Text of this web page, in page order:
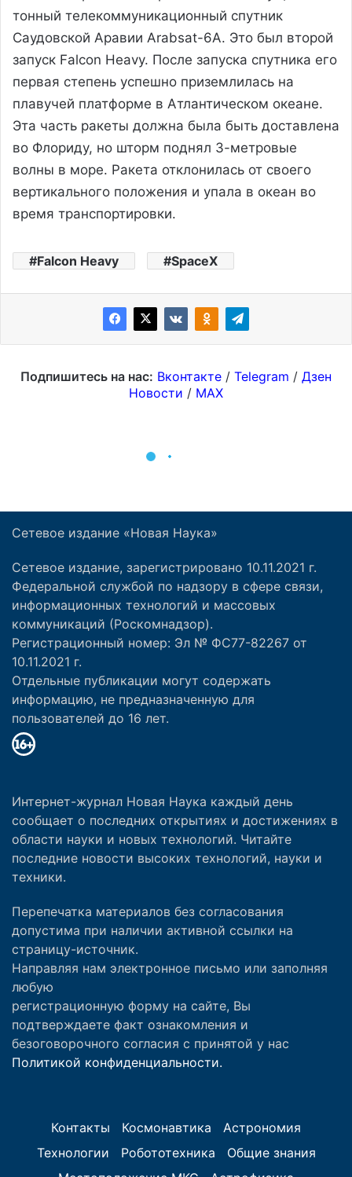
Сетевое издание «Новая Наука»
Сетевое издание, зарегистрировано 10.11.2021 г.
Федеральной службой по надзору в сфере связи,
информационных технологий и массовых
коммуникаций (Роскомнадзор).
Регистрационный номер: Эл № ФС77-82267 от
10.11.2021 г.
Отдельные публикации могут содержать
информацию, не предназначенную для
пользователей до 16 лет.
Интернет-журнал Новая Наука каждый день
сообщает о последних открытиях и достижениях в
области науки и новых технологий. Читайте
последние новости высоких технологий, науки и
техники.
Перепечатка материалов без согласования
допустима при наличии активной ссылки на
страницу-источник.
Направляя нам электронное письмо или заполняя
любую
регистрационную форму на сайте, Вы
подтверждаете факт ознакомления и
безоговорочного согласия с принятой у нас
Политикой конфиденциальности.
Контакты Космонавтика
Астрономия
Технологии
Робототехника
Общие знания